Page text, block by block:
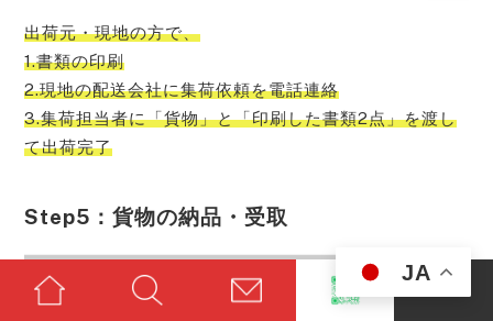
出荷元・現地の方で、
1.書類の印刷
2.現地の配送会社に集荷依頼を電話連絡
3.集荷担当者に「貨物」と「印刷した書類2点」を渡し
て出荷完了
Step5：貨物の納品・受取
JA